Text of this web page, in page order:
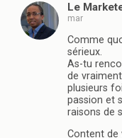
Le
mar
Comme
sérieux.
As-tu
de
plusieurs
passion et
raisons de
Content de